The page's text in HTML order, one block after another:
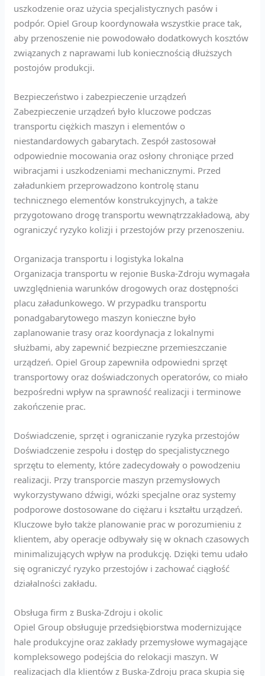
uszkodzenie oraz użycia specjalistycznych pasów i
podpór. Opiel Group koordynowała wszystkie prace tak,
aby przenoszenie nie powodowało dodatkowych kosztów
związanych z naprawami lub koniecznością dłuższych
postojów produkcji.
Bezpieczeństwo i zabezpieczenie urządzeń
Zabezpieczenie urządzeń było kluczowe podczas
transportu ciężkich maszyn i elementów o
niestandardowych gabarytach. Zespół zastosował
odpowiednie mocowania oraz osłony chroniące przed
wibracjami i uszkodzeniami mechanicznymi. Przed
załadunkiem przeprowadzono kontrolę stanu
technicznego elementów konstrukcyjnych, a także
przygotowano drogę transportu wewnątrzzakładową, aby
ograniczyć ryzyko kolizji i przestojów przy przenoszeniu.
Organizacja transportu i logistyka lokalna
Organizacja transportu w rejonie Buska-Zdroju wymagała
uwzględnienia warunków drogowych oraz dostępności
placu załadunkowego. W przypadku transportu
ponadgabarytowego maszyn konieczne było
zaplanowanie trasy oraz koordynacja z lokalnymi
służbami, aby zapewnić bezpieczne przemieszczanie
urządzeń. Opiel Group zapewniła odpowiedni sprzęt
transportowy oraz doświadczonych operatorów, co miało
bezpośredni wpływ na sprawność realizacji i terminowe
zakończenie prac.
Doświadczenie, sprzęt i ograniczanie ryzyka przestojów
Doświadczenie zespołu i dostęp do specjalistycznego
sprzętu to elementy, które zadecydowały o powodzeniu
realizacji. Przy transporcie maszyn przemysłowych
wykorzystywano dźwigi, wózki specjalne oraz systemy
podporowe dostosowane do ciężaru i kształtu urządzeń.
Kluczowe było także planowanie prac w porozumieniu z
klientem, aby operacje odbywały się w oknach czasowych
minimalizujących wpływ na produkcję. Dzięki temu udało
się ograniczyć ryzyko przestojów i zachować ciągłość
działalności zakładu.
Obsługa firm z Buska-Zdroju i okolic
Opiel Group obsługuje przedsiębiorstwa modernizujące
hale produkcyjne oraz zakłady przemysłowe wymagające
kompleksowego podejścia do relokacji maszyn. W
realizacjach dla klientów z Buska-Zdroju praca skupia się